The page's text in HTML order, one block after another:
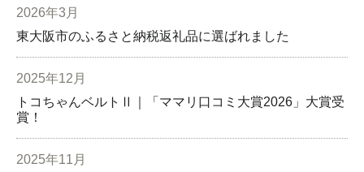
2026年3月
東大阪市のふるさと納税返礼品に選ばれました
2025年12月
トコちゃんベルトⅡ｜「ママリ口コミ大賞2026」大賞受
賞！
2025年11月